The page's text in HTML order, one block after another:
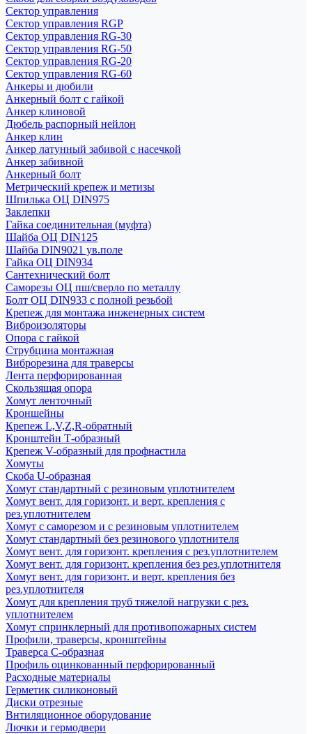
Сектор управления
Сектор управления RGP
Сектор управления RG-30
Сектор управления RG-50
Сектор управления RG-20
Сектор управления RG-60
Анкеры и дюбили
Анкерный болт с гайкой
Анкер клиновой
Дюбель распорный нейлон
Анкер клин
Анкер латунный забивой с насечкой
Анкер забивной
Анкерный болт
Метрический крепеж и метизы
Шпилька ОЦ DIN975
Заклепки
Гайка соединительная (муфта)
Шайба ОЦ DIN125
Шайба DIN9021 ув.поле
Гайка ОЦ DIN934
Сантехнический болт
Саморезы ОЦ пш/сверло по металлу
Болт ОЦ DIN933 с полной резьбой
Крепеж для монтажа инженерных систем
Виброизоляторы
Опора с гайкой
Струбцина монтажная
Виброрезина для траверсы
Лента перфорированная
Скользящая опора
Хомут ленточный
Кроншейны
Крепеж L,V,Z,R-обратный
Кронштейн Т-образный
Крепеж V-образный для профнастила
Хомуты
Скоба U-образная
Хомут стандартный с резиновым уплотнителем
Хомут вент. для горизонт. и верт. крепления с
рез.уплотнителем
Хомут с саморезом и с резиновым уплотнителем
Хомут стандартный без резинового уплотнителя
Хомут вент. для горизонт. крепления с рез.уплотнителем
Хомут вент. для горизонт. крепления без рез.уплотнителя
Хомут вент. для горизонт. и верт. крепления без
рез.уплотнителя
Хомут для крепления труб тяжелой нагрузки с рез.
уплотнителем
Хомут спринклерный для противопожарных систем
Профили, траверсы, кронштейны
Траверса С-образная
Профиль оцинкованный перфорированный
Расходные материалы
Герметик силиконовый
Диски отрезные
Внтиляционное оборудование
Лючки и гермодвери